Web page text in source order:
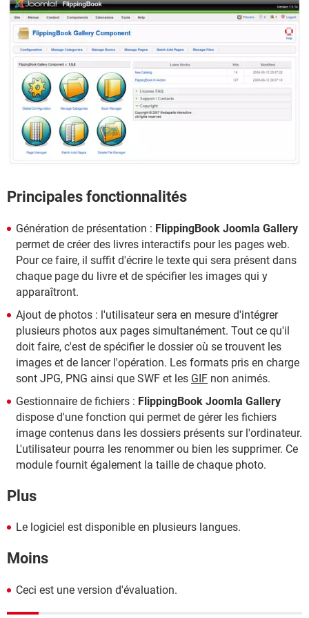
Principales fonctionnalités
Génération de présentation : FlippingBook Joomla Gallery
permet de créer des livres interactifs pour les pages web.
Pour ce faire, il suffit d'écrire le texte qui sera présent dans
chaque page du livre et de spécifier les images qui y
apparaîtront.
Ajout de photos : l'utilisateur sera en mesure d'intégrer
plusieurs photos aux pages simultanément. Tout ce qu'il
doit faire, c'est de spécifier le dossier où se trouvent les
images et de lancer l'opération. Les formats pris en charge
sont JPG, PNG ainsi que SWF et les GIF non animés.
Gestionnaire de fichiers : FlippingBook Joomla Gallery
dispose d'une fonction qui permet de gérer les fichiers
image contenus dans les dossiers présents sur l'ordinateur.
L'utilisateur pourra les renommer ou bien les supprimer. Ce
module fournit également la taille de chaque photo.
Plus
Le logiciel est disponible en plusieurs langues.
Moins
Ceci est une version d'évaluation.